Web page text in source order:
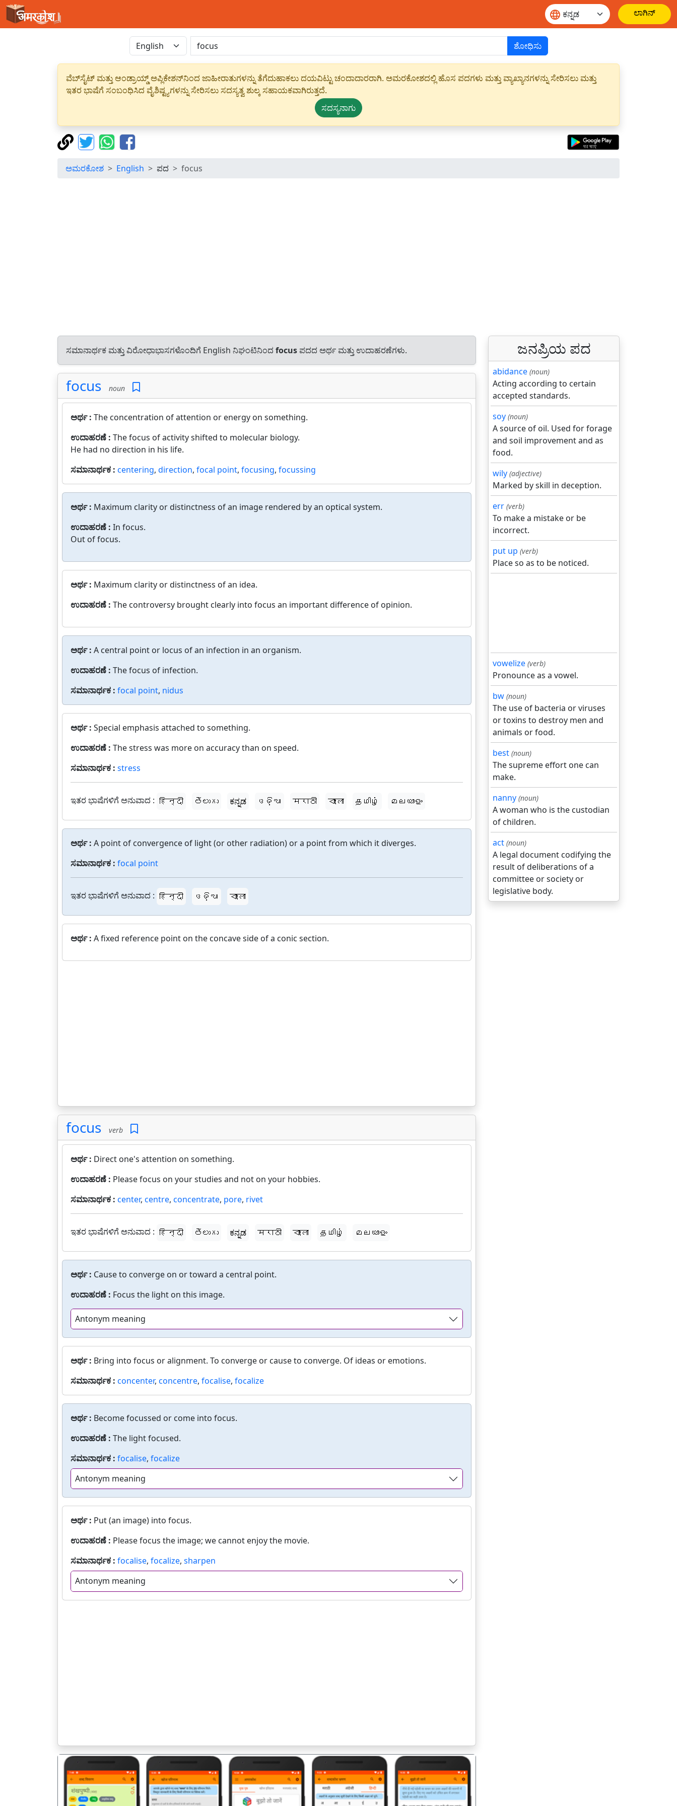
ಲಾಗಿನ್
ಶೋಧಿಸು
ವೆಬ್‌ಸೈಟ್ ಮತ್ತು ಆಂಡ್ರಾಯ್ಡ್ ಅಪ್ಲಿಕೇಶನ್‌ನಿಂದ ಜಾಹೀರಾತುಗಳನ್ನು ತೆಗೆದುಹಾಕಲು ದಯವಿಟ್ಟು ಚಂದಾದಾರರಾಗಿ. ಅಮರಕೋಶದಲ್ಲಿ ಹೊಸ ಪದಗಳು ಮತ್ತು ವ್ಯಾಖ್ಯಾನಗಳನ್ನು ಸೇರಿಸಲು ಮತ್ತು
ಇತರ ಭಾಷೆಗೆ ಸಂಬಂಧಿಸಿದ ವೈಶಿಷ್ಟ್ಯಗಳನ್ನು ಸೇರಿಸಲು ಸದಸ್ಯತ್ವ ಶುಲ್ಕ ಸಹಾಯಕವಾಗಿರುತ್ತದೆ.
ಸದಸ್ಯನಾಗು
ಅಮರಕೋಶ English ಪದ focus
ಸಮಾನಾರ್ಥಕ ಮತ್ತು ವಿರೋಧಾಭಾಸಗಳೊಂದಿಗೆ English ನಿಘಂಟಿನಿಂದ focus ಪದದ ಅರ್ಥ ಮತ್ತು ಉದಾಹರಣೆಗಳು.
focus noun
ಅರ್ಥ : The concentration of attention or energy on something.
ಉದಾಹರಣೆ : The focus of activity shifted to molecular biology.
He had no direction in his life.
ಸಮಾನಾರ್ಥಕ : centering, direction, focal point, focusing, focussing
ಅರ್ಥ : Maximum clarity or distinctness of an image rendered by an optical system.
ಉದಾಹರಣೆ : In focus.
Out of focus.
ಅರ್ಥ : Maximum clarity or distinctness of an idea.
ಉದಾಹರಣೆ : The controversy brought clearly into focus an important difference of opinion.
ಅರ್ಥ : A central point or locus of an infection in an organism.
ಉದಾಹರಣೆ : The focus of infection.
ಸಮಾನಾರ್ಥಕ : focal point, nidus
ಅರ್ಥ : Special emphasis attached to something.
ಉದಾಹರಣೆ : The stress was more on accuracy than on speed.
ಸಮಾನಾರ್ಥಕ : stress
ಇತರ ಭಾಷೆಗಳಿಗೆ ಅನುವಾದ : हिन्दी తెలుగు ಕನ್ನಡ ଓଡ଼ିଆ मराठी বাংলা தமிழ் മലയാളം
ಅರ್ಥ : A point of convergence of light (or other radiation) or a point from which it diverges.
ಸಮಾನಾರ್ಥಕ : focal point
ಇತರ ಭಾಷೆಗಳಿಗೆ ಅನುವಾದ : हिन्दी ଓଡ଼ିଆ বাংলা
ಅರ್ಥ : A fixed reference point on the concave side of a conic section.
focus verb
ಅರ್ಥ : Direct one's attention on something.
ಉದಾಹರಣೆ : Please focus on your studies and not on your hobbies.
ಸಮಾನಾರ್ಥಕ : center, centre, concentrate, pore, rivet
ಇತರ ಭಾಷೆಗಳಿಗೆ ಅನುವಾದ : हिन्दी తెలుగు ಕನ್ನಡ मराठी বাংলা தமிழ் മലയാളം
ಅರ್ಥ : Cause to converge on or toward a central point.
ಉದಾಹರಣೆ : Focus the light on this image.
Antonym meaning
ಅರ್ಥ : Bring into focus or alignment. To converge or cause to converge. Of ideas or emotions.
ಸಮಾನಾರ್ಥಕ : concenter, concentre, focalise, focalize
ಅರ್ಥ : Become focussed or come into focus.
ಉದಾಹರಣೆ : The light focused.
ಸಮಾನಾರ್ಥಕ : focalise, focalize
Antonym meaning
ಅರ್ಥ : Put (an image) into focus.
ಉದಾಹರಣೆ : Please focus the image; we cannot enjoy the movie.
ಸಮಾನಾರ್ಥಕ : focalise, focalize, sharpen
Antonym meaning
ಜನಪ್ರಿಯ ಪದ
abidance (noun)
Acting according to certain
accepted standards.
soy (noun)
A source of oil. Used for forage
and soil improvement and as
food.
wily (adjective)
Marked by skill in deception.
err (verb)
To make a mistake or be
incorrect.
put up (verb)
Place so as to be noticed.
vowelize (verb)
Pronounce as a vowel.
bw (noun)
The use of bacteria or viruses
or toxins to destroy men and
animals or food.
best (noun)
The supreme effort one can
make.
nanny (noun)
A woman who is the custodian
of children.
act (noun)
A legal document codifying the
result of deliberations of a
committee or society or
legislative body.